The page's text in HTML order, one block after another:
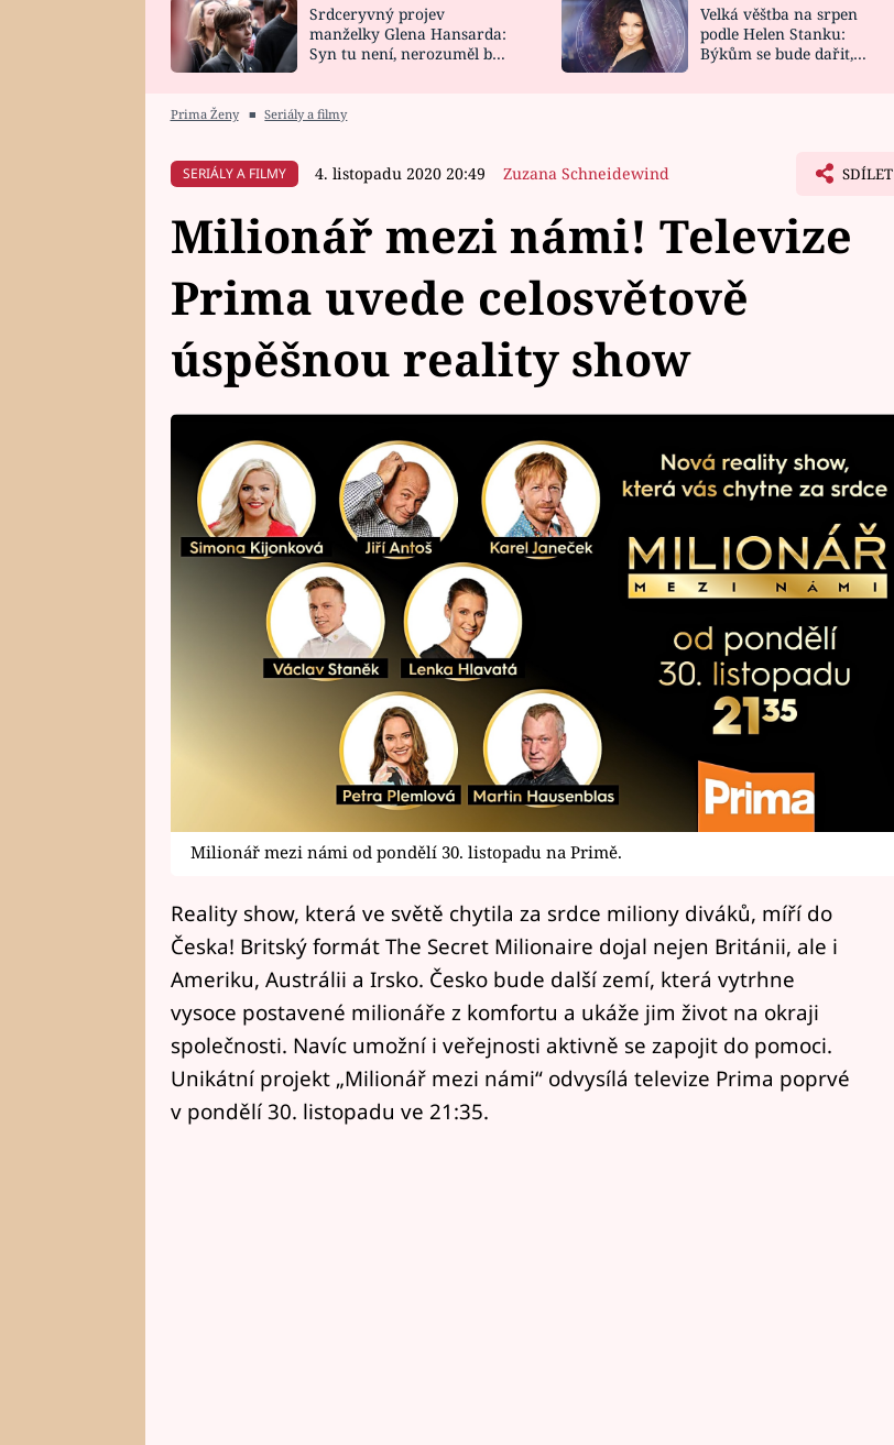
HOROSKOP NA
CELEBRITY
VAŘENÍ
NOVINKY
VIDEORECEPTY
Srdceryvný projev
manželky Glena Hansarda:
Syn tu není, nerozuměl by
Velká věštba na srpen
podle Helen Stanku:
Býkům se bude dařit,
Prima Ženy ■ Seriály a filmy
SERIÁLY A FILMY 4. listopadu 2020 20:49 Zuzana Schneidewind SDÍLET
Milionář mezi námi! Televize
Prima uvede celosvětově
úspěšnou reality show
Milionář mezi námi od pondělí 30. listopadu na Primě.
Reality show, která ve světě chytila za srdce miliony diváků, míří do
Česka! Britský formát The Secret Milionaire dojal nejen Británii, ale i
Ameriku, Austrálii a Irsko. Česko bude další zemí, která vytrhne
vysoce postavené milionáře z komfortu a ukáže jim život na okraji
společnosti. Navíc umožní i veřejnosti aktivně se zapojit do pomoci.
Unikátní projekt „Milionář mezi námi“ odvysílá televize Prima poprvé
v pondělí 30. listopadu ve 21:35.